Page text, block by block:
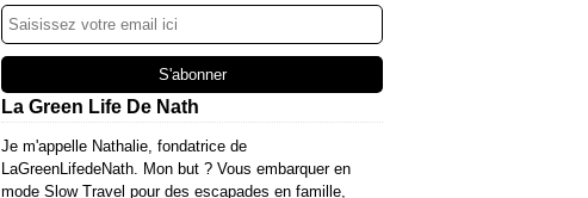
La Green Life De Nath
Je m'appelle Nathalie, fondatrice de
LaGreenLifedeNath. Mon but ? Vous embarquer en
mode Slow Travel pour des escapades en famille,